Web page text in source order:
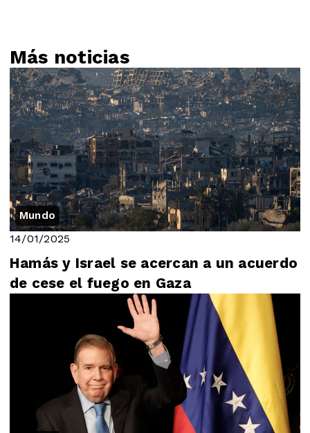
Más noticias
Mundo
14/01/2025
Hamás y Israel se acercan a un acuerdo
de cese el fuego en Gaza